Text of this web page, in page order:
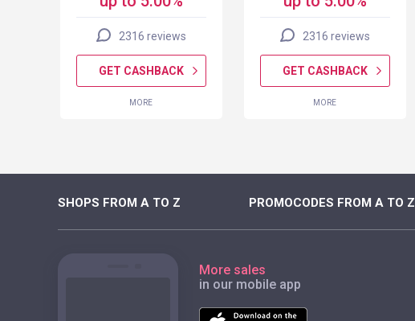
2316 reviews
GET CASHBACK
MORE
2316 reviews
GET CASHBACK
MORE
SHOPS FROM A TO Z PROMOCODES FROM A TO Z
More sales
in our mobile app